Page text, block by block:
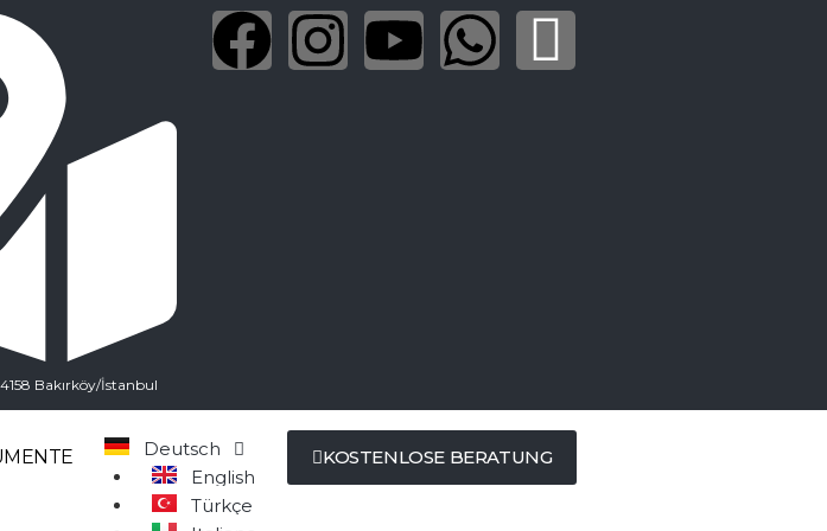
Bakırköy/İstanbul
Deutsch
English
Türkçe
KOSTENLOSE BERATUNG